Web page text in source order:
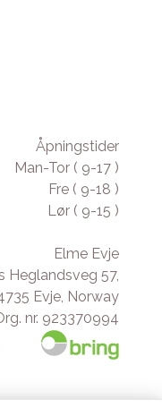
Åpningstider
Man-Tor ( 9-17 )
Fre ( 9-18 )
Lør ( 9-15 )
Elme Evje
Heglandsveg 57,
Evje, Norway
nr. 923370994